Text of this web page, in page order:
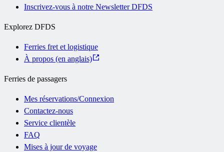
Inscrivez-vous à notre Newsletter DFDS
Explorez DFDS
Ferries fret et logistique
À propos (en anglais)
Ferries de passagers
Mes réservations/Connexion
Contactez-nous
Service clientèle
FAQ
Mises à jour de voyage